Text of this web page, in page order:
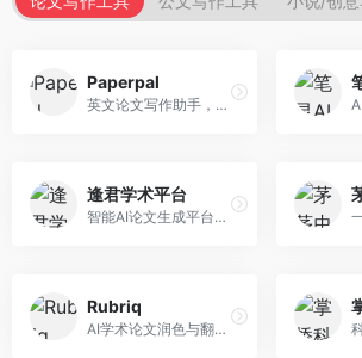
Paperpal
英文论文写作助手，专注于学术英语润色。面向需要发表国际期刊的研究者，提供语法检查、学术表达优化、格式规范等服务，英语表达地道专业。
逢君学术平台
智能AI论文生成平台，支持查重检测。面向高校学生和研究人员，提供论文选题、内容生成、查重修改等一站式服务，学术写作流程完整。
Rubriq
AI学术论文润色与翻译平台。面向国际期刊投稿者，提供论文润色、翻译、格式调整等服务，支持多语言，学术表达专业规范。